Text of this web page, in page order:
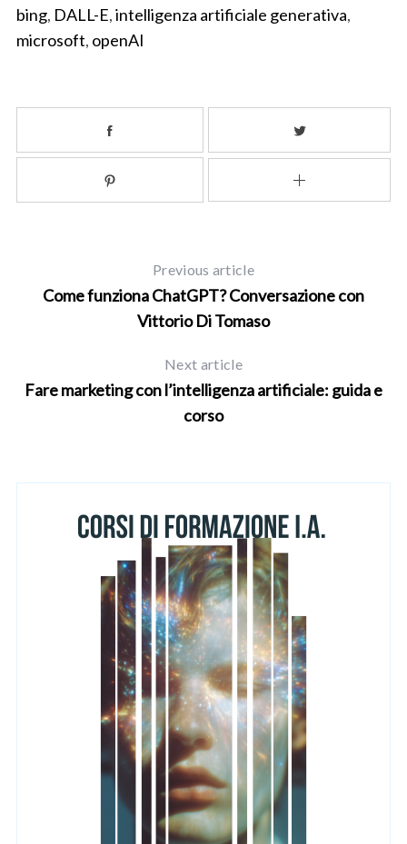
bing, DALL-E,intelligenza artificiale generativa,
microsoft, openAI
Previous article
Come funziona ChatGPT? Conversazione con
Vittorio Di Tomaso
Next article
Fare marketing con l’intelligenza artificiale: guida e
corso